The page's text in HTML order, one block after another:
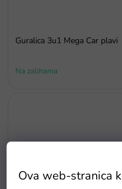
Ova web-stranica
Guralica 3u1 Mega Car plavi
Na zalihama